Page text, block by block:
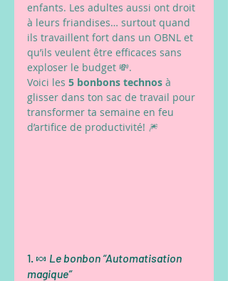
enfants. Les adultes aussi ont droit
à leurs friandises… surtout quand
ils travaillent fort dans un OBNL et
qu’ils veulent être efficaces sans
exploser le budget 💸.
Voici les 5 bonbons technos à
glisser dans ton sac de travail pour
transformer ta semaine en feu
d’artifice de productivité! 🎆
1. 🍬 Le bonbon “Automatisation
magique”